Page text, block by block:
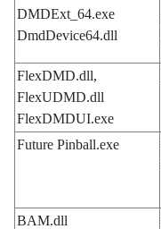
DMDExt_64.exe
DmdDevice64.dll
FlexDMD.dll,
FlexUDMD.dll
FlexDMDUI.exe
Future Pinball.exe
BAM.dll